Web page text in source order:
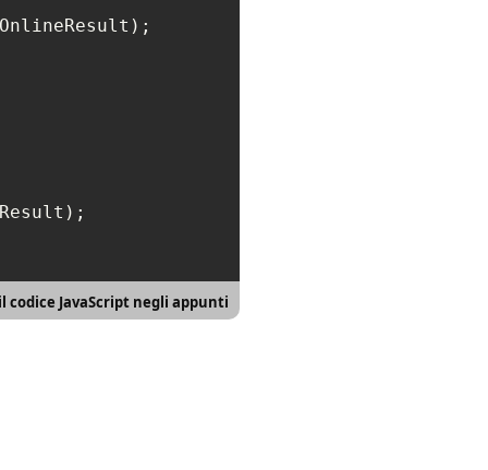
codice JavaScript negli appunti